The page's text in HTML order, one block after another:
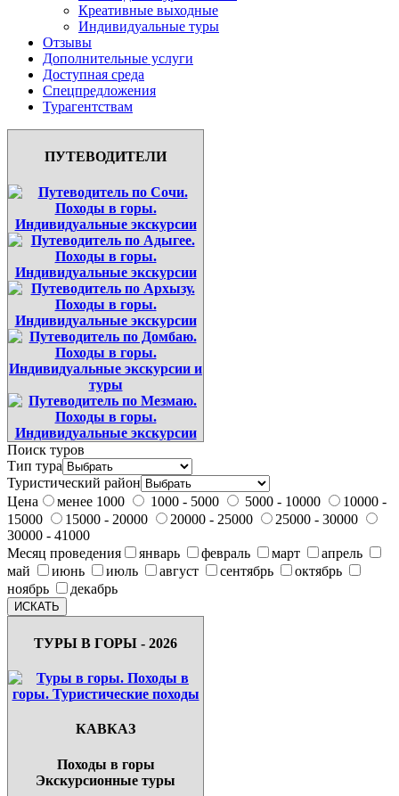
Креативные выходные
Индивидуальные туры
Отзывы
Дополнительные услуги
Доступная среда
Спецпредложения
Турагентствам
ПУТЕВОДИТЕЛИ
Поиск туров
Тип тура
Туристический район
Цена
менее 1000 1000 - 5000 5000 - 10000
10000 -
15000
15000 - 20000 20000 - 25000
25000 - 30000
30000 - 41000
Месяц проведения
январь февраль март
апрель
май
июнь июль август сентябрь
октябрь
ноябрь
декабрь
ТУРЫ В ГОРЫ - 2026
КАВКАЗ
Походы в горы
Экскурсионные туры